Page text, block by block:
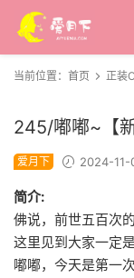
当前位置： 首页 正装
245/嘟嘟~【
爱月下 2024-11-
简介:
佛说，前世五百次
这里见到大家一定
嘟嘟，今天是第一次